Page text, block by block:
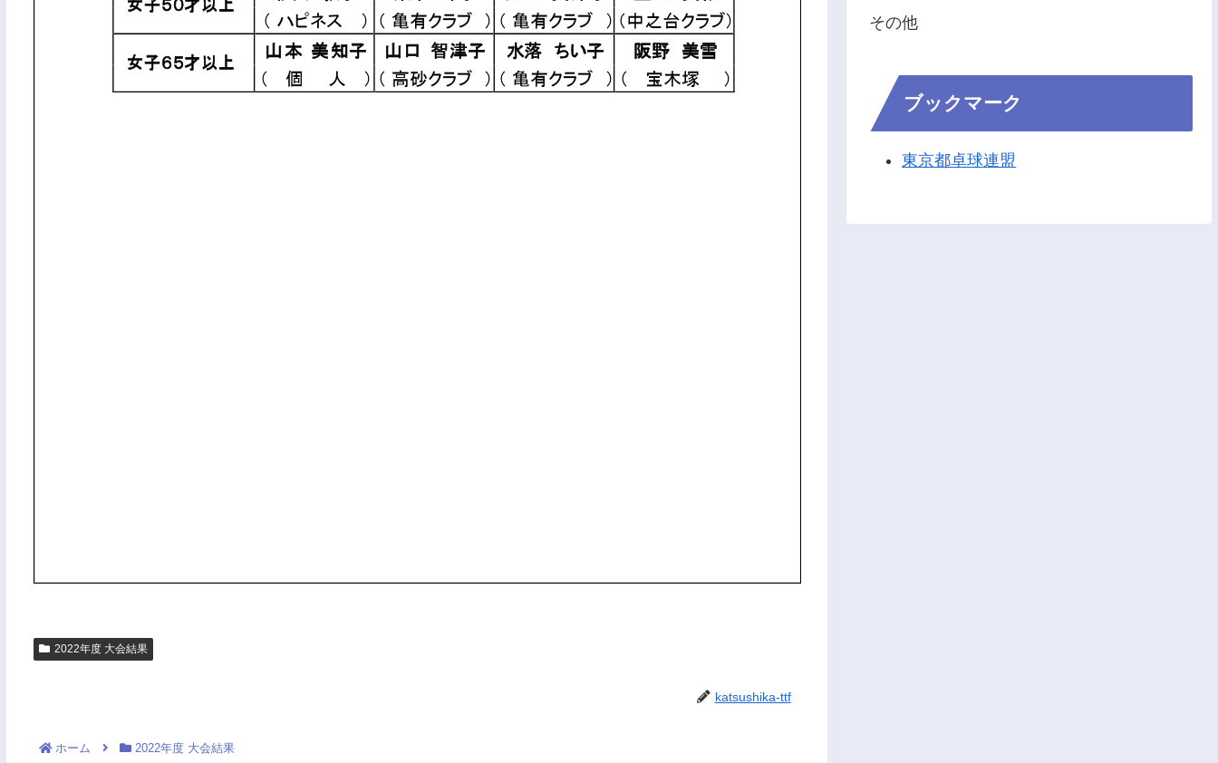
2022年度 大会結果
katsushika-ttf
ホーム 2022年度 大会結果
その他
ブックマーク
東京都卓球連盟